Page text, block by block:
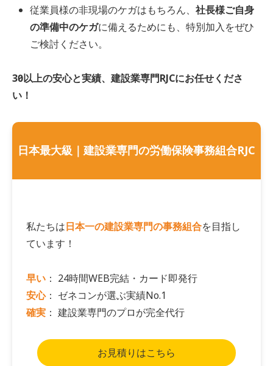
従業員様の非現場のケガはもちろん、社長様ご自身
の準備中のケガに備えるためにも、特別加入をぜひ
ご検討ください。
30年以上の安心と実績、建設業専門RJCにお任せくださ
い！
日本最大級｜建設業専門の労働保険事務組合RJC
私たちは日本一の建設業専門の事務組合を目指し
ています！
早い： 24時間WEB完結・カード即発行
安心： ゼネコンが選ぶ実績No.1
確実： 建設業専門のプロが完全代行
お見積りはこちら